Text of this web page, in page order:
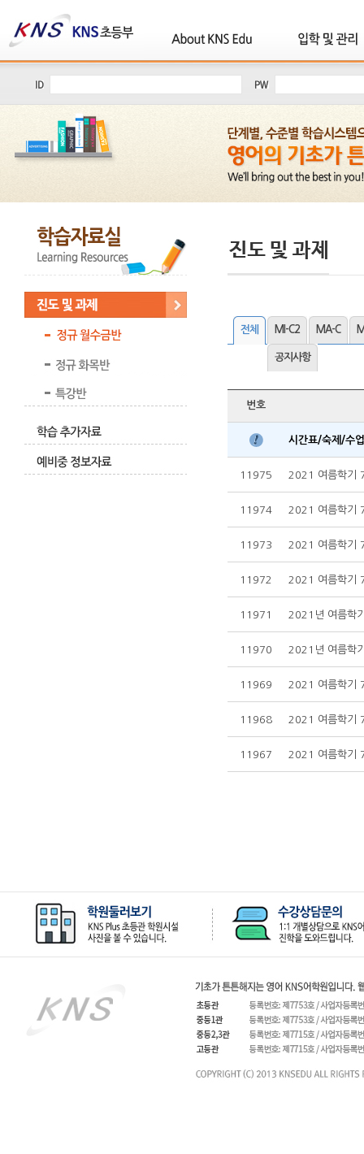
전체 MI-C2 MA-C
공지사항
번호
시간표/숙제/수
11975 2021 여름학기
11974 2021 여름학기
11973 2021 여름학기
11972 2021 여름학기
11971 2021년 여름학
11970 2021년 여름학
11969 2021 여름학기
11968 2021 여름학기
11967 2021 여름학기